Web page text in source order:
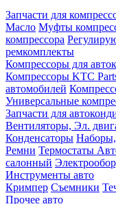
Запчасти для
Масло Муфты
компрессора
ремкомплекты
Компрессоры для
Компрессоры KTC
автомобилей
Универсальные
Запчасти для
Вентиляторы, Эл.
Конденсаторы
Ремни Термостаты
салонный
Инструменты авто
Кримпер Съемники
Прочее авто